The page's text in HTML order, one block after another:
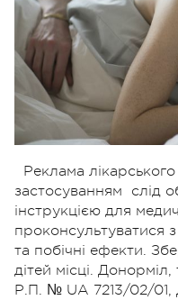
Реклама
застосуванням слід
інструкцією для
проконсультуватися
та побічні ефекти.
дітей місці.
Р.П. № UA 7213/02/01,